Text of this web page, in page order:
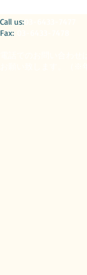
​​Call us:
Fax: